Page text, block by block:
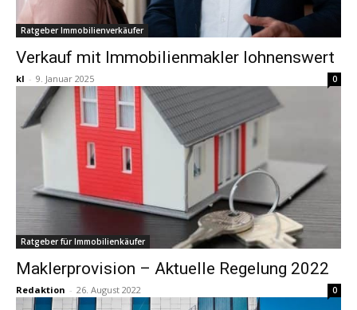
Ratgeber Immobilienverkäufer
Verkauf mit Immobilienmakler lohnenswert
kl - 9. Januar 2025 0
Ratgeber für Immobilienkäufer
Maklerprovision – Aktuelle Regelung 2022
Redaktion - 26. August 2022 0